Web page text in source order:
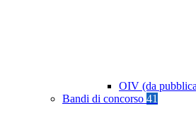
OIV (da
Bandi di concorso 41